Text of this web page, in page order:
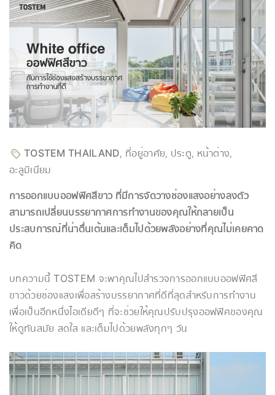
TOSTEM THAILAND, ที่อยู่อาศัย, ประตู, หน้าต่าง,
อะลูมิเนียม
การออกแบบออฟฟิศสีขาว ที่มีการจัดวางช่องแสงอย่างลงตัว
สามารถเปลี่ยนบรรยากาศการทำงานของคุณให้กลายเป็น
ประสบการณ์ที่น่าตื่นเต้นและเต็มไปด้วยพลังอย่างที่คุณไม่เคยคาด
คิด
บทความนี้ TOSTEM จะพาคุณไปสำรวจการออกแบบออฟฟิศสี
ขาวด้วยช่องแสงเพื่อสร้างบรรยากาศที่ดีที่สุดสำหรับการทำงาน
เพื่อเป็นอีกหนึ่งไอเดียดีๆ ที่จะช่วยให้คุณปรับปรุงออฟฟิศของคุณ
ให้ดูทันสมัย สดใส และเต็มไปด้วยพลังทุกๆ วัน